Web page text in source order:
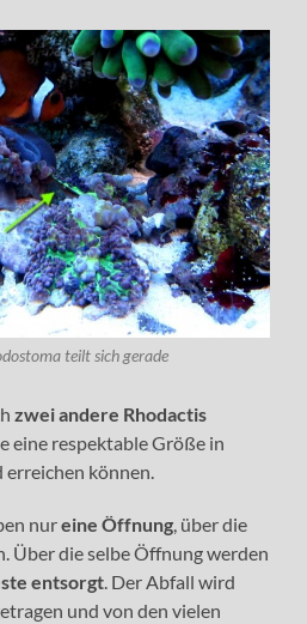
teilt sich gerade
zwei andere Rhodactis
eine respektable Größe in
erreichen können.
nureine Öffnung, über die
Über die selbe Öffnung werden
entsorgt. Der Abfall wird
und von den vielen